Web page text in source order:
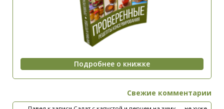
Свежие комментарии